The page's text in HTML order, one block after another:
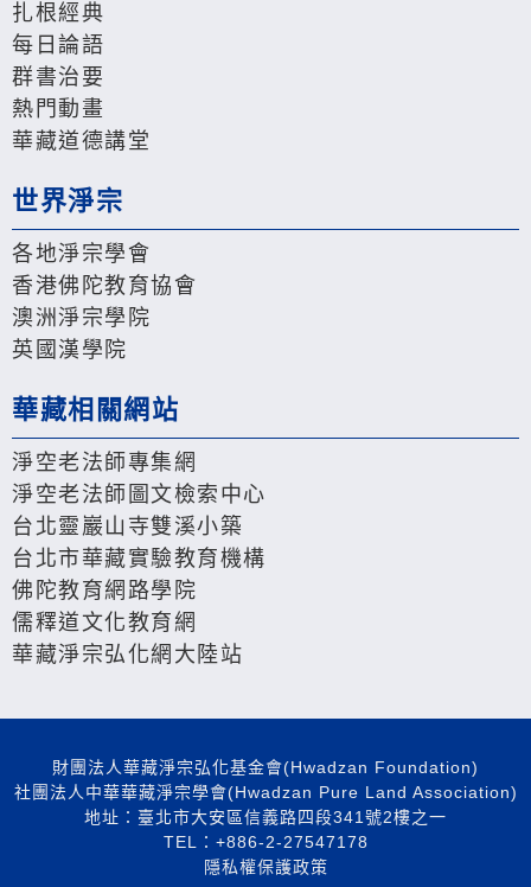
扎根經典
每日論語
群書治要
熱門動畫
華藏道德講堂
世界淨宗
各地淨宗學會
香港佛陀教育協會
澳洲淨宗學院
英國漢學院
華藏相關網站
淨空老法師專集網
淨空老法師圖文檢索中心
台北靈巖山寺雙溪小築
台北市華藏實驗教育機構
佛陀教育網路學院
儒釋道文化教育網
華藏淨宗弘化網大陸站
財團法人華藏淨宗弘化基金會(Hwadzan Foundation)
社團法人中華華藏淨宗學會(Hwadzan Pure Land Association)
地址：臺北市大安區信義路四段341號2樓之一
TEL：+886-2-27547178
隱私權保護政策